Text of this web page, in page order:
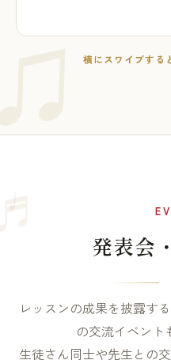
横にスワイプす
♩
発表会
レッスンの成果を披露す
の交流イベント
生徒さん同士や先生との